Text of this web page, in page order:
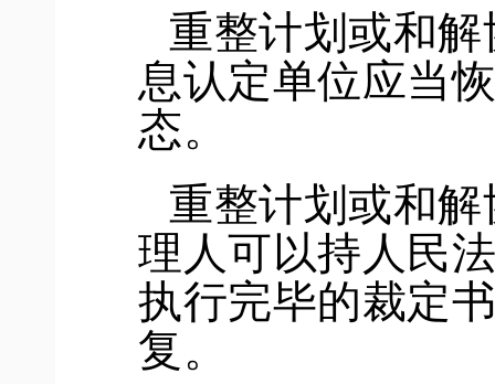
重整计划或和
息认定单位应当
态。
重整计划或和
理人可以持人民
执行完毕的裁定
复。